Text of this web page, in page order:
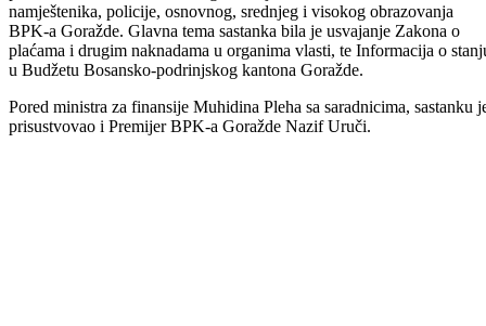
U organizaciji kantonalnog Ministarstva za finansije, 13.05.2010.
godine održan je sastanak sa svim budžetskim korisnicima i
predstavnicima sindikalnih organizacija državnih službenika i
namještenika, policije, osnovnog, srednjeg i visokog obrazovanja
plaćama i drugim naknadama u organima vlasti, te Informacija o
u Budžetu Bosansko-podrinjskog kantona Goražde.